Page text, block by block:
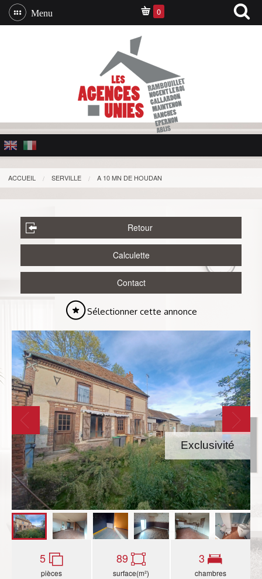
Menu 0
ACCUEIL SERVILLE A 10 MN DE HOUDAN
Retour
Calculette
Contact
Sélectionner cette annonce
Exclusivité
5
pièces
89
surface(m²)
3
chambres